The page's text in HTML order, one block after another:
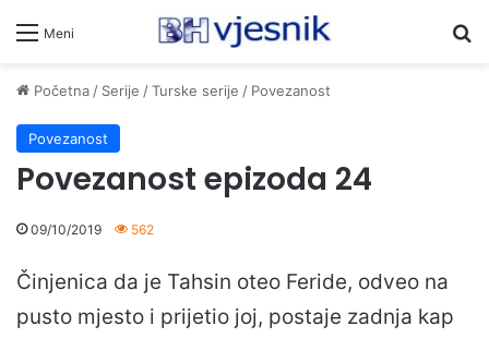
Meni
Početna/ Serije /Turske serije / Povezanost
Povezanost
Povezanost epizoda 24
09/10/2019 562
Činjenica da je Tahsin oteo Feride, odveo na
pusto mjesto i prijetio joj, postaje zadnja kap